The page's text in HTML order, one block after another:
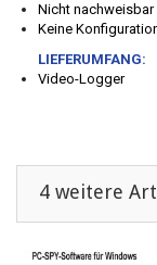
Nicht
Keine
LIEFERUMFANG:
Video-Logger
4 weitere